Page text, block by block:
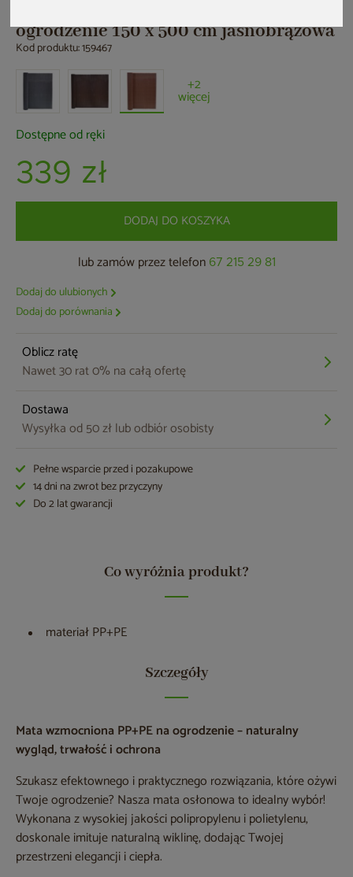
ogrodzenie 150 x 500 cm jasnobrązowa
Kod produktu: 159467
+2
więcej
Dostępne od ręki
339 zł
DODAJ DO KOSZYKA
lub zamów przez telefon 67 215 29 81
Dodaj do ulubionych
Dodaj do porównania
Oblicz ratę
Nawet 30 rat 0% na całą ofertę
Dostawa
Wysyłka od 50 zł lub odbiór osobisty
Pełne wsparcie przed i pozakupowe
14 dni na zwrot bez przyczyny
Do 2 lat gwarancji
Co wyróżnia produkt?
materiał PP+PE
Szczegóły
Mata wzmocniona PP+PE na ogrodzenie – naturalny
wygląd, trwałość i ochrona
Szukasz efektownego i praktycznego rozwiązania, które ożywi
Twoje ogrodzenie? Nasza mata osłonowa to idealny wybór!
Wykonana z wysokiej jakości polipropylenu i polietylenu,
doskonale imituje naturalną wiklinę, dodając Twojej
przestrzeni elegancji i ciepła.